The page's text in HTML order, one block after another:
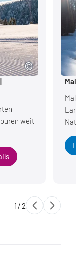
weit
1 / 2